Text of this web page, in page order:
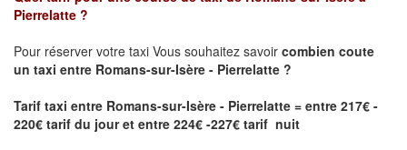
Pierrelatte ?
Pour réserver votre taxi Vous souhaitez savoir combien coute
un taxi entre Romans-sur-Isère - Pierrelatte ?
Tarif taxi entre Romans-sur-Isère - Pierrelatte = entre 217€ -
220€ tarif du jour et entre 224€ -227€ tarif nuit